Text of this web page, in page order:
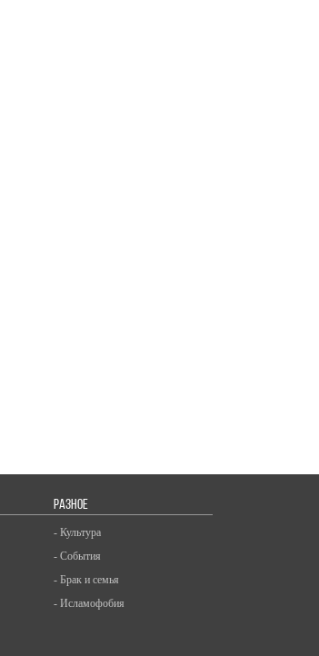
РАЗНОЕ
- Культура
- События
- Брак и семья
- Исламофобия